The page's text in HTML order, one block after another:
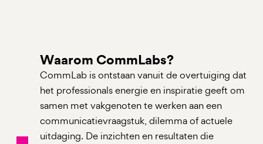
Waarom CommLabs?
CommLab is ontstaan vanuit de overtuiging dat
het professionals energie en inspiratie geeft om
samen met vakgenoten te werken aan een
communicatievraagstuk, dilemma of actuele
uitdaging. De inzichten en resultaten die